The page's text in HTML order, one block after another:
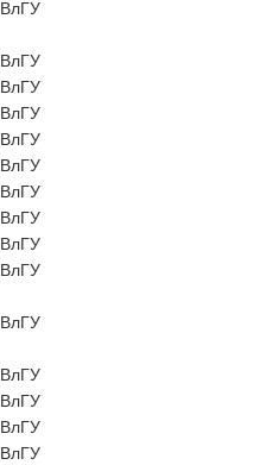
ВлГУ
ВлГУ
ВлГУ
ВлГУ
ВлГУ
ВлГУ
ВлГУ
ВлГУ
ВлГУ
ВлГУ
ВлГУ
ВлГУ
ВлГУ
ВлГУ
ВлГУ